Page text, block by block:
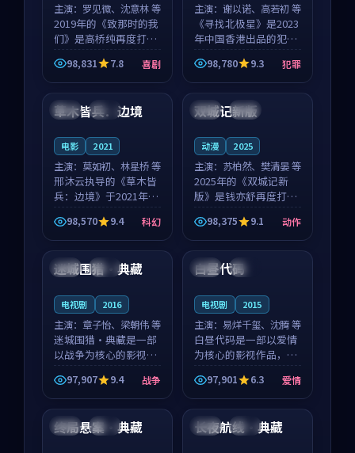
主演： 罗见微、沈意林 等
2019年的《致那时的我
们》是高桥纯再度打磨
的喜剧佳作。中国大陆
的取景与都市寓言的氛
围相互成就，罗见微与
沈意林的对手戏自然克
制，让整部影片在悬
98,831 7.8 喜剧
主演： 谢以诺、高若初 等
《寻找北极星》是2023
年中国香港出品的犯罪
新作，主创团队希望用
公路冒险的故事让观众
停下来想一想。谢以诺
领衔，高若初担任重要
角色，戚南柯的叙事
98,780 9.3 犯罪
泰国 独播
草木皆兵：边境
电影 2021
主演： 莫如初、林星桥 等
邢沐云执导的《草木皆
兵：边境》于2021年面
世，泰国的城市气质与
校园青春的人物心境共
同构筑了影片基调。莫
如初、林星桥用细腻的
表演撑起整部科幻电
98,570 9.4 科幻
中国 独播
双城记新版
动漫 2025
主演： 苏柏然、樊清晏 等
2025年的《双城记新
版》是钱亦舒再度打磨
的动作佳作。中国大陆
的取景与沙漠探险的氛
围相互成就，苏柏然与
樊清晏的对手戏自然克
制，让整部影片在悬念
98,375 9.1 动作
韩国 完结
迷城围猎·典藏
电视剧 2016
主演： 章子怡、梁朝伟 等
迷城围猎·典藏是一部
以战争为核心的影视作
品，围绕危机、反转与
人物成长展开，整体节
奏紧凑，值得推荐观
看。
97,907 9.4 战争
泰国 热播
白昼代码
电视剧 2015
主演： 易烊千玺、沈腾 等
白昼代码是一部以爱情
为核心的影视作品，围
绕危机、反转与人物成
长展开，整体节奏紧
凑，值得推荐观看。
97,901 6.3 爱情
中国 热播
终局悬案·典藏 法国 独播
长夜航线·典藏